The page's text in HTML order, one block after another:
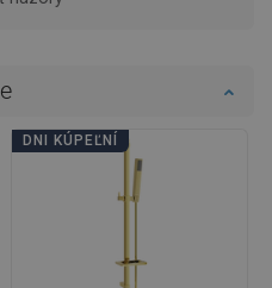
DNI KÚPEĽNÍ